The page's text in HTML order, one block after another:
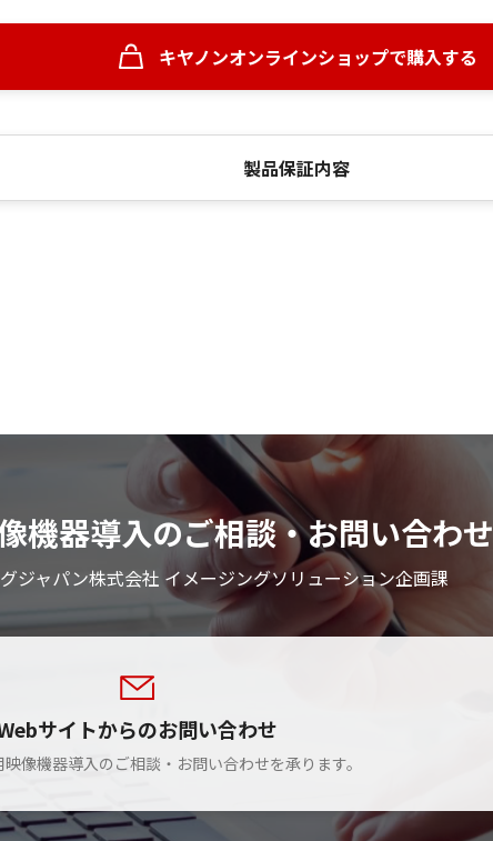
キヤノンオンラインショップで購入する
製品保証内容
機器導入のご相談・お問い合わせ
ジャパン株式会社 イメージングソリューション企画課
サイトからのお問い合わせ
像機器導入のご相談・お問い合わせを承ります。